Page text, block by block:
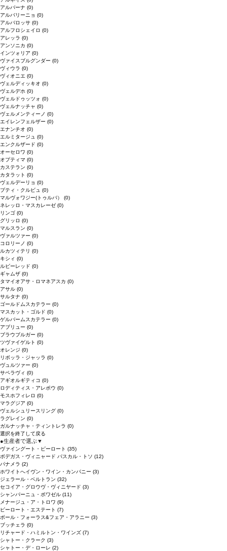
アルバーナ (0)
アルバリーニョ (0)
アルバロッサ (0)
アルフロシェイロ (0)
アレッラ (0)
アンソニカ (0)
インツォリア (0)
ヴァイスブルグンダー (0)
ヴィウラ (0)
ヴィオニエ (0)
ヴェルディッキオ (0)
ヴェルデホ (0)
ヴェルドゥッツォ (0)
ヴェルナッチャ (0)
ヴェルメンティーノ (0)
エイレンフェルザー (0)
エナンチオ (0)
エルミタージュ (0)
エンクルザード (0)
オーセロワ (0)
オプティマ (0)
カステラン (0)
カタラット (0)
ヴェルデーリョ (0)
プティ・クルビュ (0)
マルヴォワジー(トゥルバ） (0)
ネレッロ・マスカレーゼ (0)
リンゴ (0)
グリッロ (0)
マルスラン (0)
ヴァルツァー (0)
コロリーノ (0)
ルカツィテリ (0)
キシィ (0)
ルビーレッド (0)
ギャムザ (0)
タマイオアサ・ロマネアスカ (0)
アサル (0)
サルタナ (0)
ゴールドムスカテラー (0)
マスカット・ゴルド (0)
ゲルバームスカテラー (0)
アブリュー (0)
ブラウブルガー (0)
ツヴァイゲルト (0)
オレンジ (0)
リボッラ・ジャッラ (0)
ヴュルツァー (0)
サペラヴィ (0)
アギオルギティコ (0)
ロディティス・アレポウ (0)
モスホフィレロ (0)
マラグジア (0)
ヴェルシュリースリング (0)
ラグレイン (0)
ガルナッチャ・ティントレラ (0)
選択を終了して戻る
●生産者で選ぶ▼
ヴァイングート・ピーロート (35)
ボデガス・ヴィニャード パスカル・トソ (12)
パナメラ (2)
ホワイトへイヴン・ワイン・カンパニー (3)
ジェラール・ベルトラン (32)
セコイア・グロウヴ・ヴィニヤード (3)
シャンパーニュ・ボワゼル (11)
メナージュ・ア・トロワ (9)
ピーロート・エステート (7)
ボール・フォーラス&フェア・アラニー (3)
ブッチェラ (0)
リチャード・ハミルトン・ワインズ (7)
シャトー・クラーク (3)
シャトー・デ・ローレ (2)